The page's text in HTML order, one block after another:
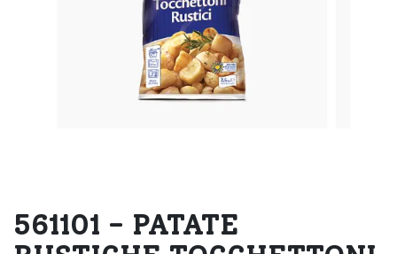
561101 - PATATE